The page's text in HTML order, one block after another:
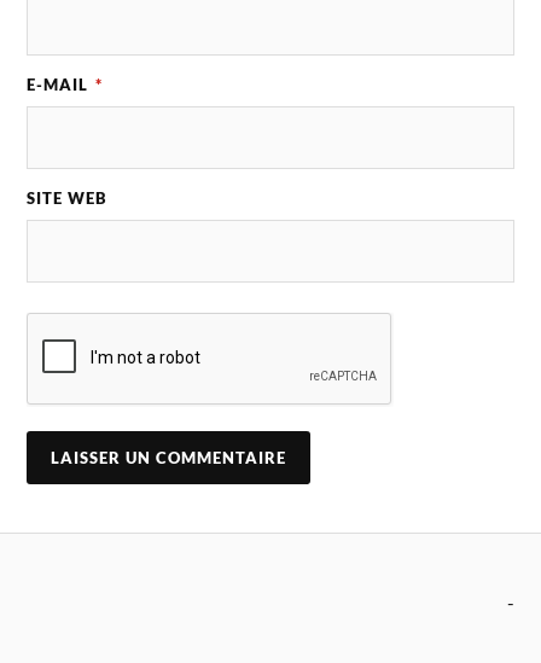
E-MAIL *
SITE WEB
-